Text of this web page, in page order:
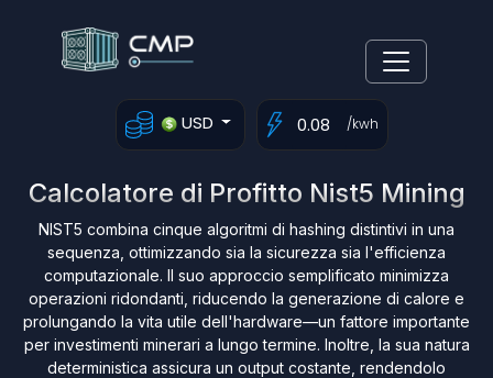
USD /kwh
Calcolatore di Profitto Nist5 Mining
NIST5 combina cinque algoritmi di hashing distintivi in una
sequenza, ottimizzando sia la sicurezza sia l'efficienza
computazionale. Il suo approccio semplificato minimizza
operazioni ridondanti, riducendo la generazione di calore e
prolungando la vita utile dell'hardware—un fattore importante
per investimenti minerari a lungo termine. Inoltre, la sua natura
deterministica assicura un output costante, rendendolo